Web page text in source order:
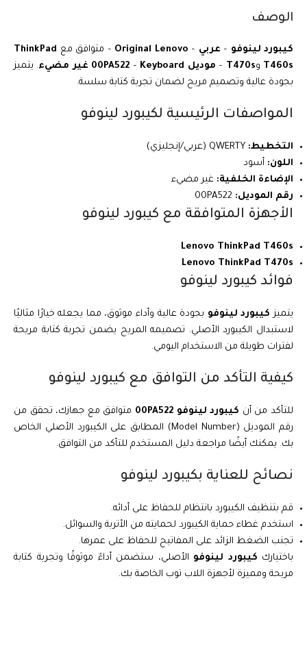
الوصف
كيبورد لينوفو – عربي –
Original Lenovo – متوافق مع ThinkPad
T460s وT470s
– موديل 00PA522 – Keyboard غير مضيء. يتميز
بجودة عالية وتصميم مريح لضمان تجربة كتابة سلسة.
المواصفات الرئيسية لكيبورد لينوفو
التخطيط:
اللون: أسود
الإضاءة الخلفية: غير مضيء
رقم الموديل:
الأجهزة المتوافقة مع كيبورد لينوفو
Lenovo ThinkPad T460s
Lenovo ThinkPad T470s
فوائد كيبورد لينوفو
يتميز كيبورد لينوفو بجودة عالية وأداء موثوق، مما يجعله خيارًا مثاليًا
لاستبدال الكيبورد الأصلي. تصميمه المريح يضمن تجربة كتابة مريحة
لفترات طويلة من الاستخدام اليومي.
كيفية التأكد من التوافق مع كيبورد لينوفو
للتأكد من أن كيبورد لينوفو 00PA522
متوافق مع جهازك، تحقق من
رقم الموديل (Model Number) المطابق على الكيبورد الأصلي الخاص
بك. يمكنك أيضًا مراجعة دليل المستخدم للتأكد من التوافق.
نصائح للعناية بكيبورد لينوفو
قم بتنظيف الكيبورد بانتظام للحفاظ على أدائه.
استخدم غطاء حماية الكيبورد لحمايته من الأتربة والسوائل.
تجنب الضغط الزائد على المفاتيح للحفاظ على عمرها.
باختيارك كيبورد لينوفو الأصلي، ستضمن أداءً موثوقًا وتجربة كتابة
مريحة ومميزة لأجهزة اللاب توب الخاصة بك.